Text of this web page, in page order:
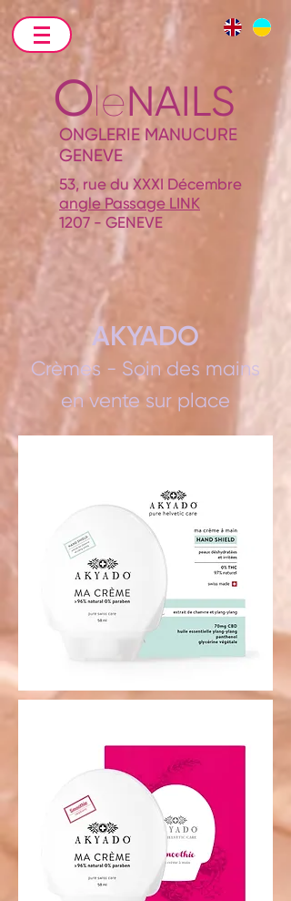
O leNAILS
ONGLERIE MANUCURE
GENEVE
53, rue du XXXI Décembre
angle Passage LINK
1207 - GENEVE
AKYADO
Crèmes - Soin des mains
en vente sur place